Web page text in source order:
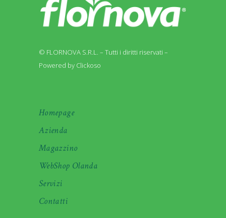
© FLORNOVA S.R.L. – Tutti i diritti riservati –
Powered by Clickoso
Homepage
Azienda
Magazzino
WebShop Olanda
Servizi
Contatti